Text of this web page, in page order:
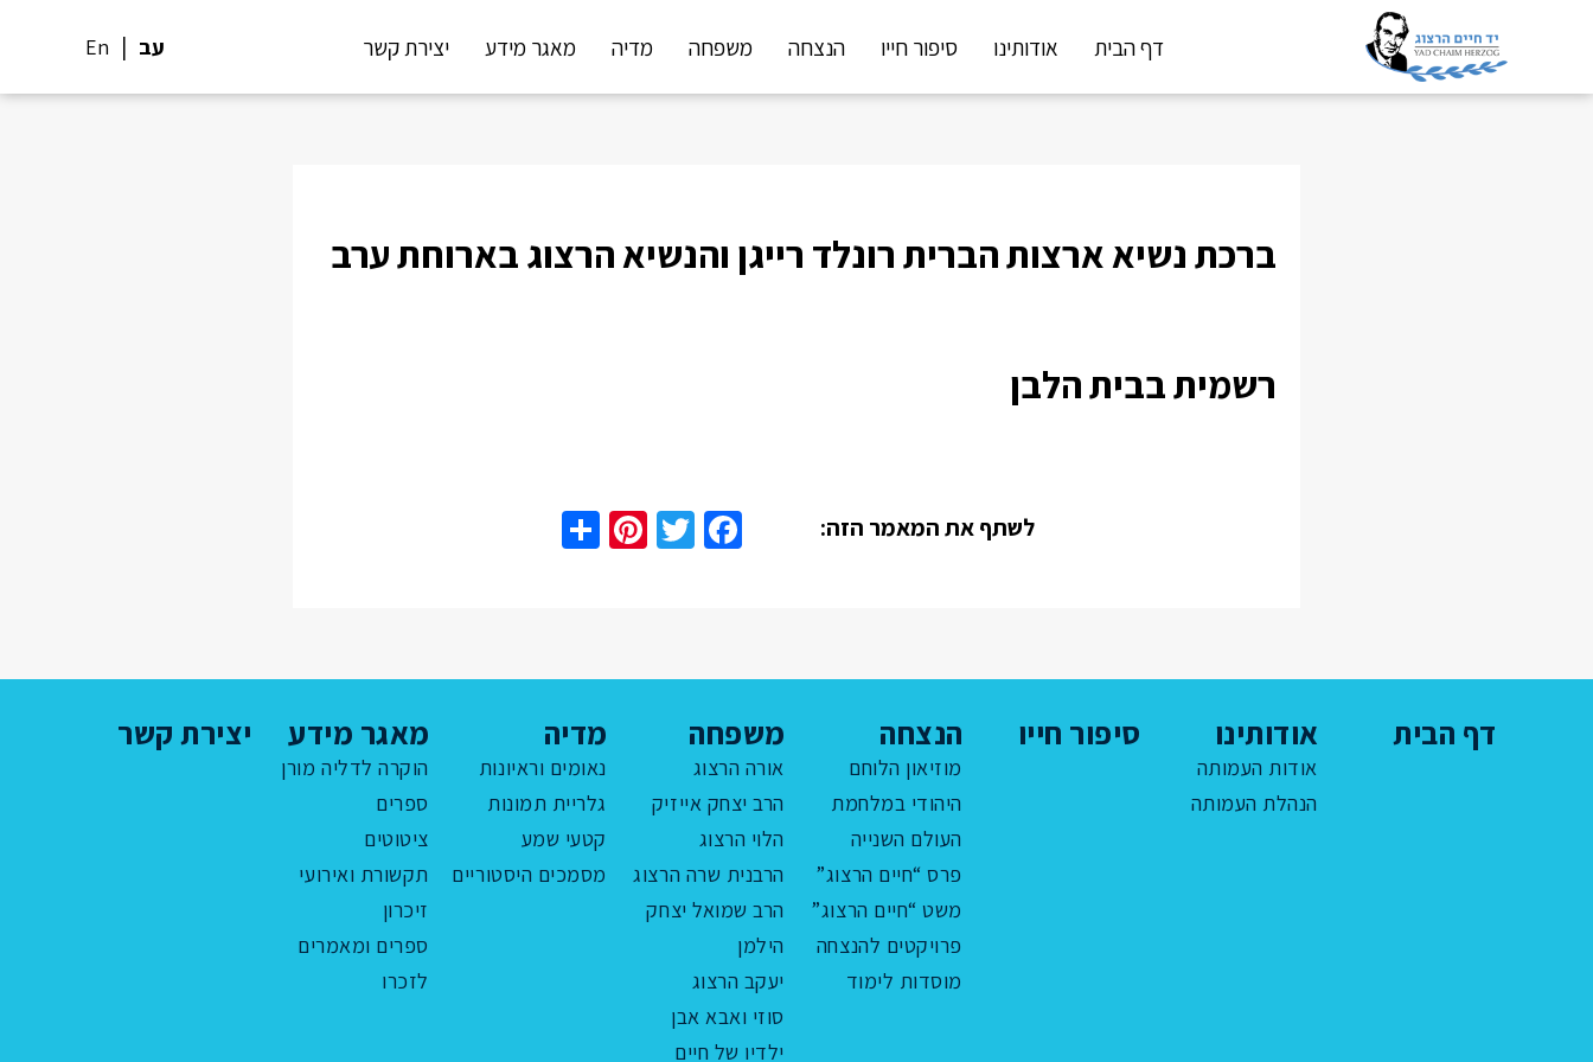
דף הבית אודותינו סיפור חייו הנצחה משפחה מדיה מאגר מידע יצירת קשר עב En
ברכת נשיא ארצות הברית רונלד רייגן והנשיא הרצוג בארוחת ערב
רשמית בבית הלבן
לשתף את המאמר הזה: Facebook
Twitter
Pinterest
דף הבית אודותינו
אודות העמותה
הנהלת העמותה
סיפור חייו הנצחה
מוזיאון הלוחם
היהודי במלחמת
העולם השנייה
פרס “חיים הרצוג”
משט “חיים הרצוג”
פרויקטים להנצחה
מוסדות לימוד
משפחה
אורה הרצוג
הרב יצחק אייזיק
הלוי הרצוג
הרבנית שרה הרצוג
הרב שמואל יצחק
הילמן
יעקב הרצוג
סוזי ואבא אבן
ילדיו של חיים
מדיה
נאומים וראיונות
גלריית תמונות
קטעי שמע
מסמכים היסטוריים
מאגר מידע
הוקרה לדליה מורן
ספרים
ציטוטים
תקשורת ואירועי
זיכרון
ספרים ומאמרים
לזכרו
יצירת קשר